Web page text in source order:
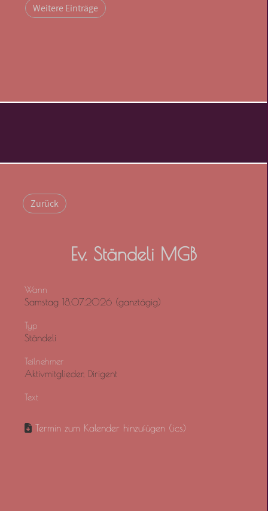
Weitere Einträge
Zurück
Ev. Ständeli MGB
Wann
Samstag 18.07.2026 (ganztägig)
Typ
Ständeli
Teilnehmer
Aktivmitglieder, Dirigent
Text
Termin zum Kalender hinzufügen (.ics)